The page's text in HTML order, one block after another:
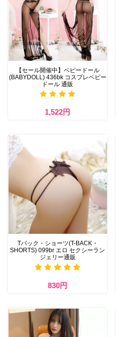
【セール開催中】ベビードール
(BABYDOLL) 436bk コスプレベビー
ドール 通販
1,522円
Tバック・ショーツ(T-BACK・
SHORTS) 099br エロ セクシーラン
ジェリー通販
830円